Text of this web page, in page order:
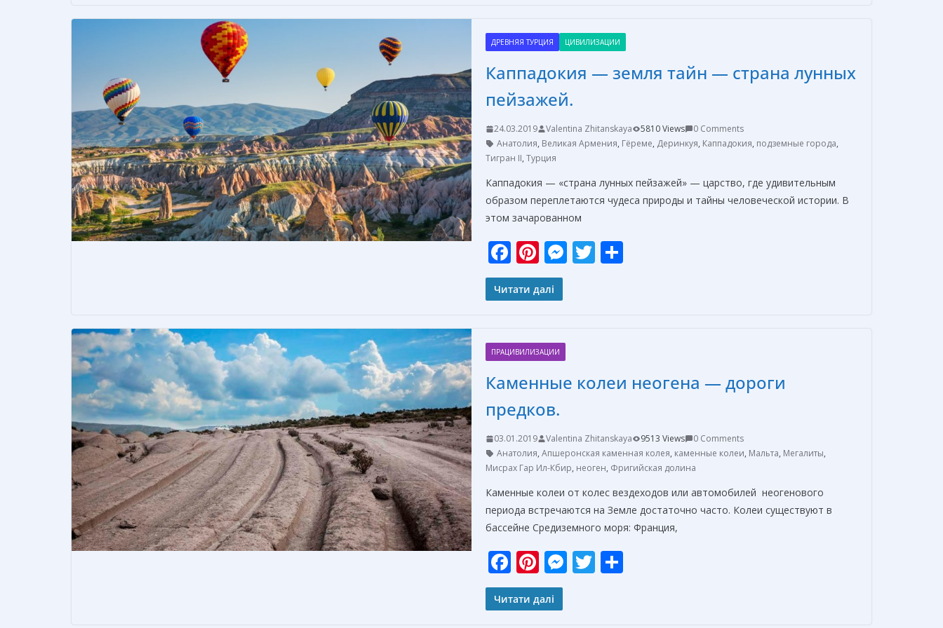
o
o
k
st n
g
er
а
в
и
ь
ДРЕВНЯЯ ТУРЦИЯ ЦИВИЛИЗАЦИИ
Каппадокия — земля тайн — страна лунных
пейзажей.
24.03.2019 Valentina Zhitanskaya 5810 Views
0 Comments
Анатолия, Великая Армения, Гёреме, Деринкуя, Каппадокия, подземные города,
Тигран II, Турция
Каппадокия — «страна лунных пейзажей» — царство, где удивительным
образом переплетаются чудеса природы и тайны человеческой истории. В
этом зачарованном
F
ac
e
o
o
k
Pi
nt
er
st
M
er
T
и
ь
Читати далі
ПРАЦИВИЛИЗАЦИИ
Каменные колеи неогена — дороги
предков.
03.01.2019 Valentina Zhitanskaya 9513 Views
0 Comments
Анатолия, Апшеронская каменная колея, каменные колеи, Мальта, Мегалиты,
Мисрах Гар Ил-Кбир, неоген, Фригийская долина
Каменные колеи от колес вездеходов или автомобилей неогенового
периода встречаются на Земле достаточно часто. Колеи существуют в
бассейне Средиземного моря: Франция,
F
ac
e
Pi
nt
er
M T
Читати далі